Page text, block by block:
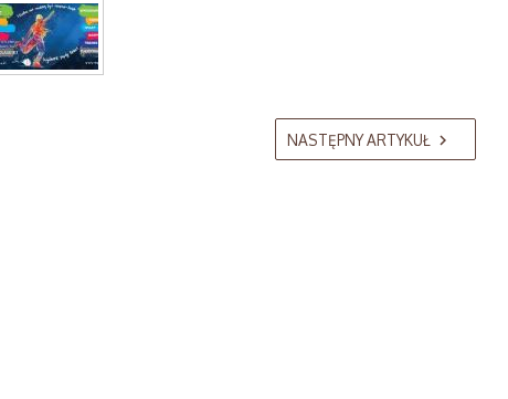
NASTĘPNY ARTYKUŁ